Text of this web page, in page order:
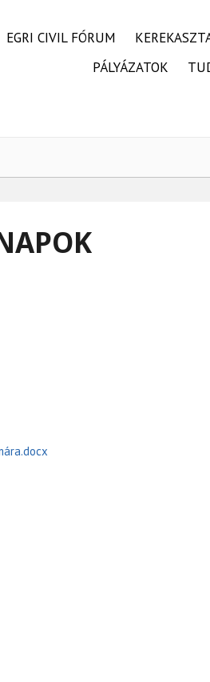
EGRI CIVIL FÓRUM
PÁLYÁZATOK